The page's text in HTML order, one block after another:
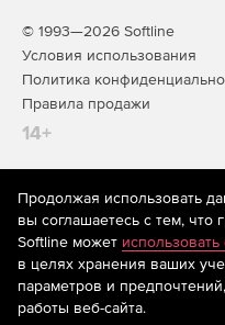
© 1993—2026 Softline
Условия использования
Политика
Правила продажи
14+
На информационном
рекомендательные
предоставления
систематизации и анализа
предпочтениям
находящихся на
Продолжая использовать
вы соглашаетесь с тем, что
Softline может
в целях хранения ваших
параметров и
работы веб-сайта.